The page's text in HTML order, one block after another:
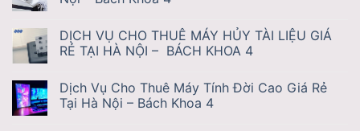
DỊCH VỤ CHO THUÊ MÁY HỦY TÀI LIỆU GIÁ
RẺ TẠI HÀ NỘI – BÁCH KHOA 4
Dịch Vụ Cho Thuê Máy Tính Đời Cao Giá Rẻ
Tại Hà Nội – Bách Khoa 4